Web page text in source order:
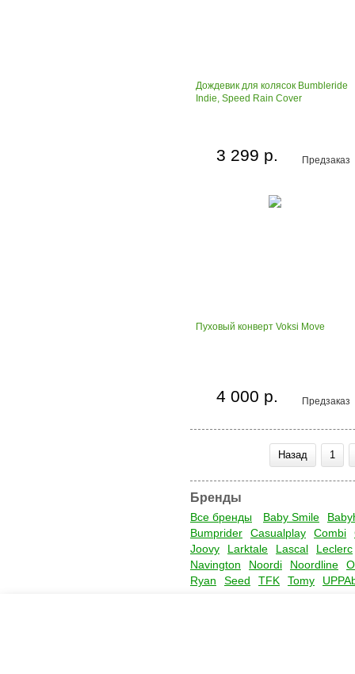
Дождевик для колясок Bumbleride
Indie, Speed Rain Cover
Предзаказ
3 299 р.
Пуховый конверт Voksi Move
Предзаказ
4 000 р.
Назад 1
Бренды
Все бренды Baby Smile
Bumprider
Casualplay Combi
Joovy
Larktale Lascal
Leclerc
Navington
Noordi Noordline
Ryan
Seed TFK Tomy